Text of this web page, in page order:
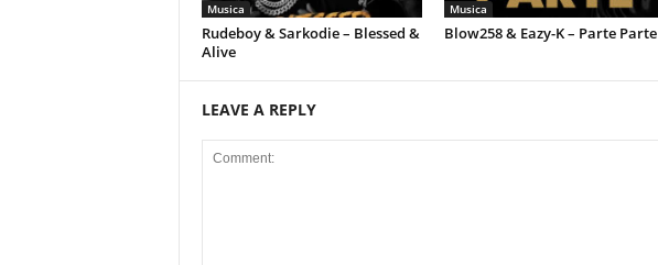
Musica
Rudeboy & Sarkodie – Blessed &
Alive
Musica
Blow258 & Eazy-K – Parte Parte
LEAVE A REPLY